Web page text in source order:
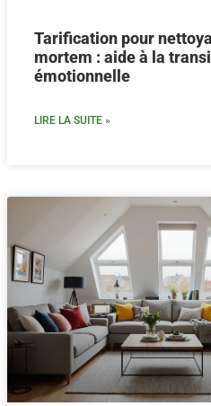
Tarification pour
mortem : aide à la
émotionnelle
LIRE LA SUITE »